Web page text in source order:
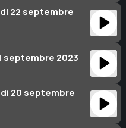
22 septembre
septembre 2023
20 septembre